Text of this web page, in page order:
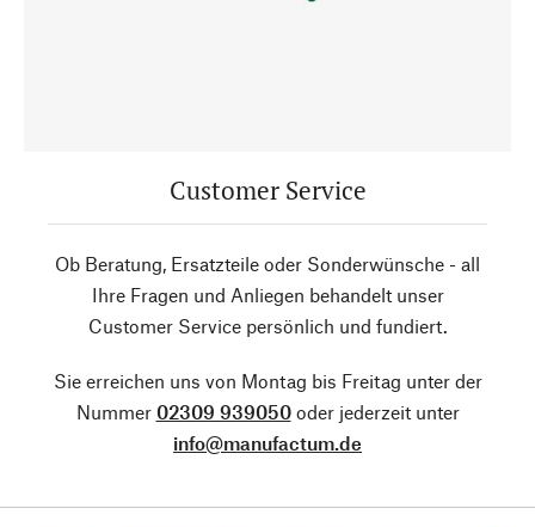
Customer Service
Ob Beratung, Ersatzteile oder Sonderwünsche - all
Ihre Fragen und Anliegen behandelt unser
Customer Service persönlich und fundiert.
Sie erreichen uns von Montag bis Freitag unter der
Nummer 02309 939050oder jederzeit unter
info@manufactum.de